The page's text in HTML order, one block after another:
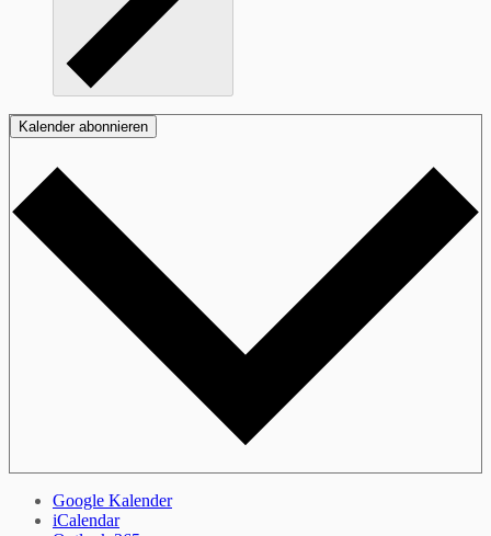
Kalender abonnieren
Google Kalender
iCalendar